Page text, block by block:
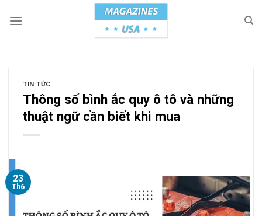
TIN TỨC
Thông số bình ắc quy ô tô và những
thuật ngữ cần biết khi mua
23
Th6